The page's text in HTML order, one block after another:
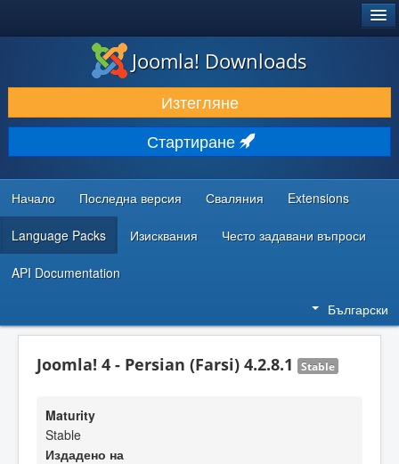
ИЗТЕГЛЯНЕ & РАЗШИРЯВАНЕ
ОТКРИВАЙТЕ & УЧЕТЕ
ОБЩНОСТ & ПОДДРЪЖКА
РЕСУРСИ ЗА РАЗРАБОТКА
Joomla! Downloads
Изтегляне
Стартиране
Начало Последна версия Сваляния Extensions
Language Packs Изисквания Често задавани въпроси
API Documentation
Български
Joomla! 4 - Persian (Farsi) 4.2.8.1 Stable
Maturity
Stable
Издадено на